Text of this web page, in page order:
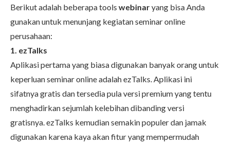
Berikut adalah beberapa tools webinaryang bisa Anda
gunakan untuk menunjang kegiatan seminar online
perusahaan:
1. ezTalks
Aplikasi pertama yang biasa digunakan banyak orang untuk
keperluan seminar online adalah ezTalks. Aplikasi ini
sifatnya gratis dan tersedia pula versi premium yang tentu
menghadirkan sejumlah kelebihan dibanding versi
gratisnya. ezTalks kemudian semakin populer dan jamak
digunakan karena kaya akan fitur yang mempermudah